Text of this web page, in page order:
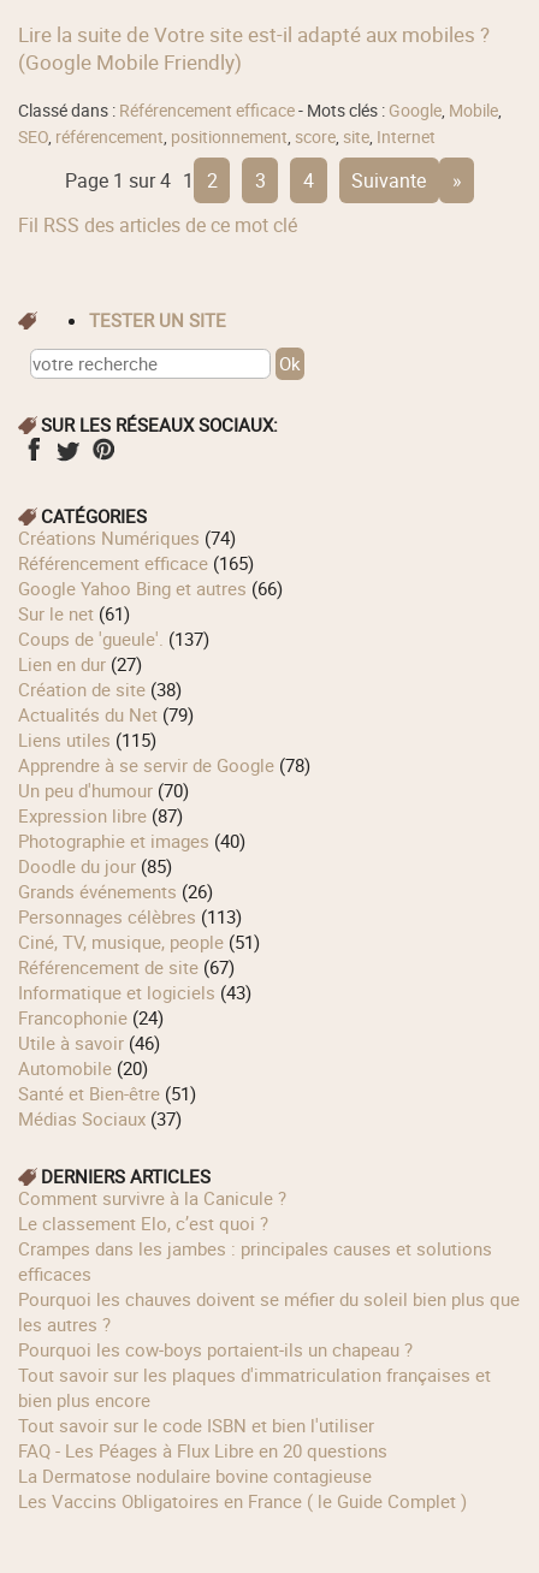
Lire la suite de Votre site est-il adapté aux mobiles ?
(Google Mobile Friendly)
Classé dans : Référencement efficace- Mots clés : Google, Mobile,
SEO, référencement, positionnement, score, site, Internet
Page 1 sur 4 1 2 3 4 suivante
»
Fil RSS des articles de ce mot clé
TESTER UN SITE
SUR LES RÉSEAUX SOCIAUX:
CATÉGORIES
Créations Numériques (74)
Référencement efficace (165)
Google Yahoo Bing et autres (66)
Sur le net (61)
Coups de 'gueule'. (137)
Lien en dur (27)
Création de site (38)
Actualités du Net (79)
Liens utiles (115)
Apprendre à se servir de Google (78)
Un peu d'humour (70)
Expression libre (87)
Photographie et images (40)
Doodle du jour (85)
Grands événements (26)
Personnages célèbres (113)
Ciné, TV, musique, people (51)
Référencement de site (67)
Informatique et logiciels (43)
Francophonie (24)
Utile à savoir (46)
Automobile (20)
Santé et Bien-être (51)
Médias Sociaux (37)
DERNIERS ARTICLES
Comment survivre à la Canicule ?
Le classement Elo, c’est quoi ?
Crampes dans les jambes : principales causes et solutions
efficaces
Pourquoi les chauves doivent se méfier du soleil bien plus que
les autres ?
Pourquoi les cow‑boys portaient‑ils un chapeau ?
Tout savoir sur les plaques d'immatriculation françaises et
bien plus encore
Tout savoir sur le code ISBN et bien l'utiliser
FAQ - Les Péages à Flux Libre en 20 questions
La Dermatose nodulaire bovine contagieuse
Les Vaccins Obligatoires en France ( le Guide Complet )